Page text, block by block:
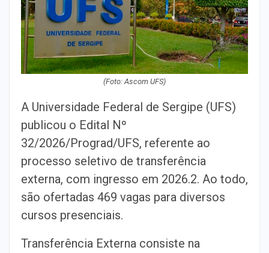
(Foto: Ascom UFS)
A Universidade Federal de Sergipe (UFS)
publicou o Edital Nº
32/2026/Prograd/UFS, referente ao
processo seletivo de transferência
externa, com ingresso em 2026.2. Ao todo,
são ofertadas 469 vagas para diversos
cursos presenciais.
Transferência Externa consiste na